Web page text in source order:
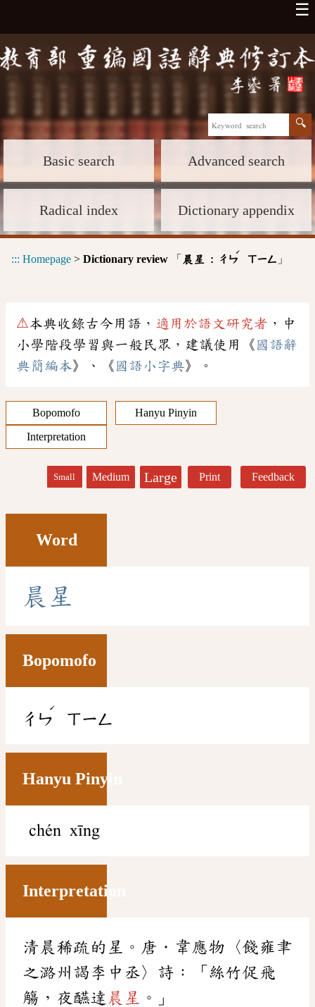
☰
Basic search Advanced search
Radical index Dictionary appendix
::: Homepage > Dictionary review 「 晨星 : ㄔㄣ
ˊ
ㄒㄧㄥ 」
⚠本典收錄古今用語， 適用於語文研究者 ，中
小學階段學習與一般民眾，建議使用《 國語辭
典簡編本》、《 國語小字典》。
Bopomofo
Hanyu Pinyin
Interpretation
Small Medium Large Print Feedback
Word
晨 星
Bopomofo
ㄔㄣ
ˊ
ㄒㄧㄥ
Hanyu Pinyin
chén xīng
Interpretation
清晨稀疏的星。唐．韋應物〈餞雍聿
之潞州謁李中丞〉詩：「絲竹促飛
觴，夜醼達 晨星 。」